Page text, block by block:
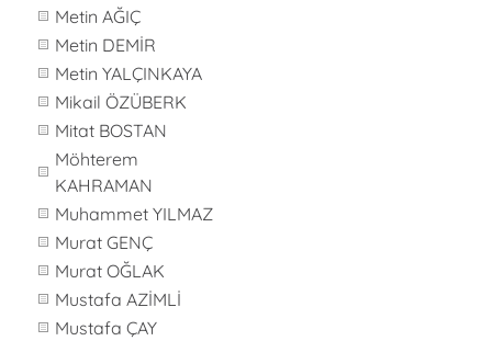
Metin AĞIÇ
Metin DEMİR
Metin YALÇINKAYA
Mikail ÖZÜBERK
Mitat BOSTAN
Möhterem
KAHRAMAN
Muhammet YILMAZ
Murat GENÇ
Murat OĞLAK
Mustafa AZİMLİ
Mustafa ÇAY